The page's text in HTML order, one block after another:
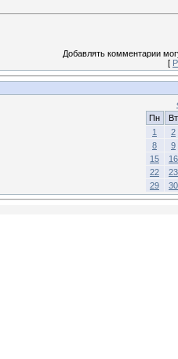
Добавлять комментарии
[
Пн
Вт
1
2
8
9
15
16
22
23
29
30